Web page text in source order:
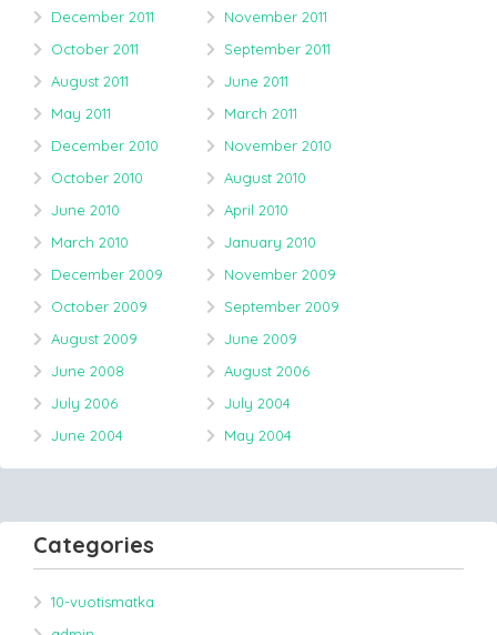
December 2011
November 2011
October 2011
September 2011
August 2011
June 2011
May 2011
March 2011
December 2010
November 2010
October 2010
August 2010
June 2010
April 2010
March 2010
January 2010
December 2009
November 2009
October 2009
September 2009
August 2009
June 2009
June 2008
August 2006
July 2006
July 2004
June 2004
May 2004
Categories
10-vuotismatka